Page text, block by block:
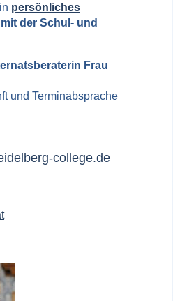
persönliches
mit der Schul- und
Frau
und Terminabsprache
college.de